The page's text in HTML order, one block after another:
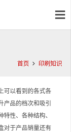
首页 印刷知识
可以看到的各式各
产品的档次和吸引
性、各种结构、
对于产品销量还有